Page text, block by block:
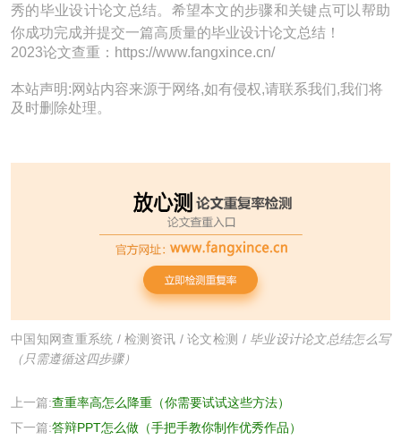
秀的毕业设计论文总结。希望本文的步骤和关键点可以帮助
你成功完成并提交一篇高质量的毕业设计论文总结！
2023论文查重：https://www.fangxince.cn/
本站声明:网站内容来源于网络,如有侵权,请联系我们,我们将
及时删除处理。
中国知网查重系统 /检测资讯 / 论文检测 / 毕业设计论文总结怎么写
（只需遵循这四步骤）
上一篇:查重率高怎么降重（你需要试试这些方法）
下一篇:答辩PPT怎么做（手把手教你制作优秀作品）